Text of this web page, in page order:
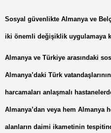
Sosyal güvenlikte Almanya ve
iki önemli değişiklik uygulamaya
Almanya ve Türkiye arasındaki
Almanya’daki Türk
harcamaları anlaşmalı
Almanya’dan veya hem Almanya
alanların daimi ikametinin